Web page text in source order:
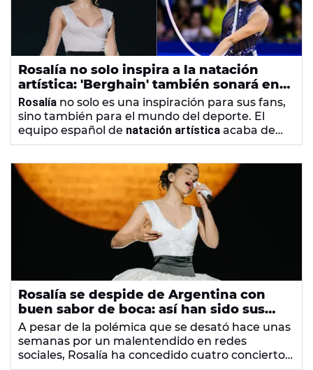
Rosalía no solo inspira a la natación
artística: 'Berghain' también sonará en
el Mundial de gimnasia rítmica
Rosalía no solo es una inspiración para sus fans,
sino también para el mundo del deporte. El
equipo español de natación artística acaba de
cosechar grandes éxitos en el Europeo al ritmo
Berghain
. Esta misma composición también
sonará en el Mundial degimnasia rítmica
al ejercicio de aro de Alba Bautista.
Rosalía se despide de Argentina con
buen sabor de boca: así han sido sus
cuatro conciertos tras la polémica
A pesar de la polémica que se desató hace unas
semanas por un malentendido en redes
sociales, Rosalía ha concedido cuatro conciertos